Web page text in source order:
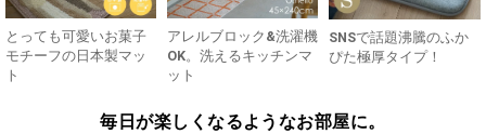
とっても可愛いお菓子
モチーフの日本製マッ
ト
アレルブロック&洗濯機
OK。洗えるキッチンマ
ット
SNSで話題沸騰のふか
ぴた極厚タイプ！
毎日が楽しくなるようなお部屋に。